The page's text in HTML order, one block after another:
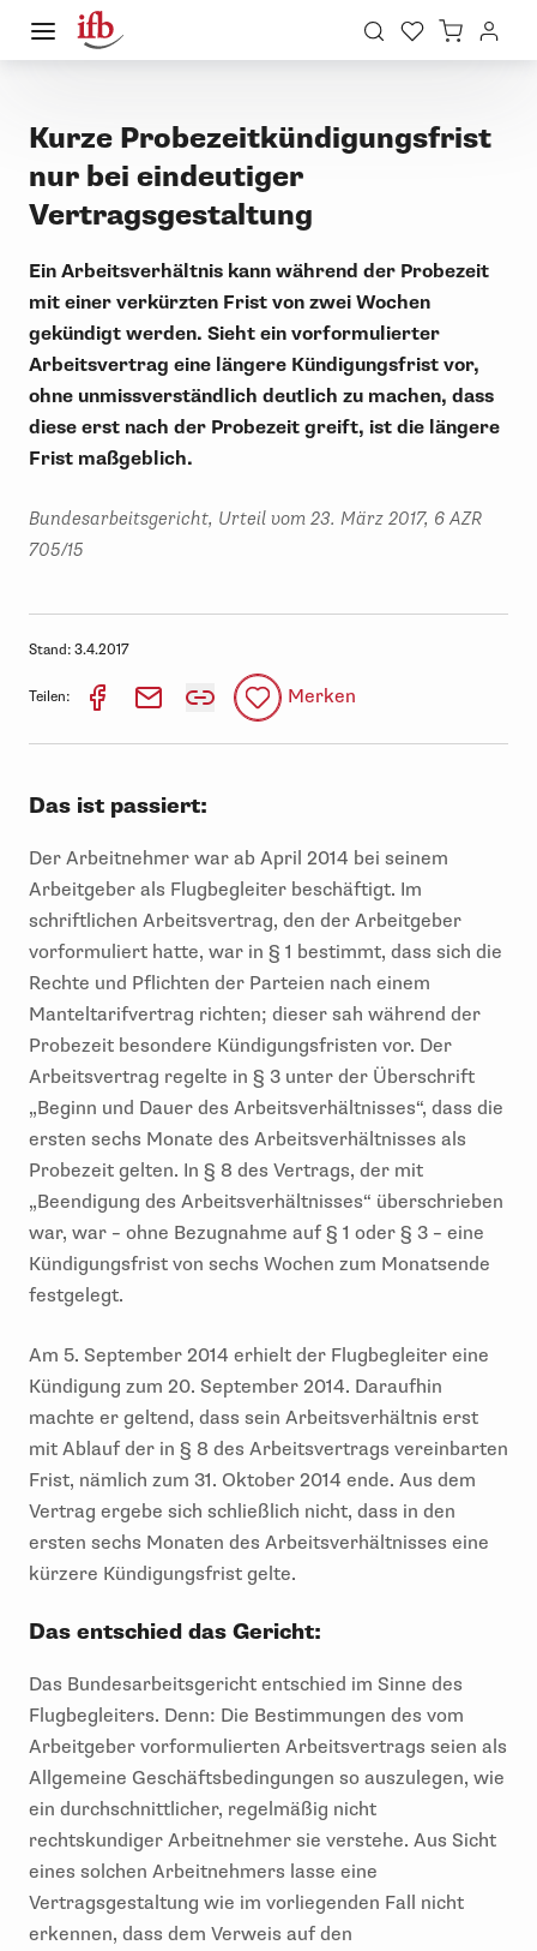
Kurze Probezeitkündigungsfrist
nur bei eindeutiger
Vertragsgestaltung
Ein Arbeitsverhältnis kann während der Probezeit
mit einer verkürzten Frist von zwei Wochen
gekündigt werden. Sieht ein vorformulierter
Arbeitsvertrag eine längere Kündigungsfrist vor,
ohne unmissverständlich deutlich zu machen, dass
diese erst nach der Probezeit greift, ist die längere
Frist maßgeblich.
Bundesarbeitsgericht, Urteil vom 23. März 2017, 6 AZR
705/15
Stand: 3.4.2017
Teilen: Merken
Das ist passiert:
Der Arbeitnehmer war ab April 2014 bei seinem
Arbeitgeber als Flugbegleiter beschäftigt. Im
schriftlichen Arbeitsvertrag, den der Arbeitgeber
vorformuliert hatte, war in § 1 bestimmt, dass sich die
Rechte und Pflichten der Parteien nach einem
Manteltarifvertrag richten; dieser sah während der
Probezeit besondere Kündigungsfristen vor. Der
Arbeitsvertrag regelte in § 3 unter der Überschrift
„Beginn und Dauer des Arbeitsverhältnisses“, dass die
ersten sechs Monate des Arbeitsverhältnisses als
Probezeit gelten. In § 8 des Vertrags, der mit
„Beendigung des Arbeitsverhältnisses“ überschrieben
war, war – ohne Bezugnahme auf § 1 oder § 3 – eine
Kündigungsfrist von sechs Wochen zum Monatsende
festgelegt.
Am 5. September 2014 erhielt der Flugbegleiter eine
Kündigung zum 20. September 2014. Daraufhin
machte er geltend, dass sein Arbeitsverhältnis erst
mit Ablauf der in § 8 des Arbeitsvertrags vereinbarten
Frist, nämlich zum 31. Oktober 2014 ende. Aus dem
Vertrag ergebe sich schließlich nicht, dass in den
ersten sechs Monaten des Arbeitsverhältnisses eine
kürzere Kündigungsfrist gelte.
Das entschied das Gericht:
Das Bundesarbeitsgericht entschied im Sinne des
Flugbegleiters. Denn: Die Bestimmungen des vom
Arbeitgeber vorformulierten Arbeitsvertrags seien als
Allgemeine Geschäftsbedingungen so auszulegen, wie
ein durchschnittlicher, regelmäßig nicht
rechtskundiger Arbeitnehmer sie verstehe. Aus Sicht
eines solchen Arbeitnehmers lasse eine
Vertragsgestaltung wie im vorliegenden Fall nicht
erkennen, dass dem Verweis auf den